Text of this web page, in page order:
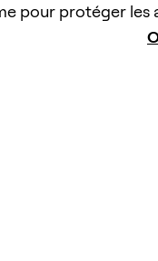
pour protéger les